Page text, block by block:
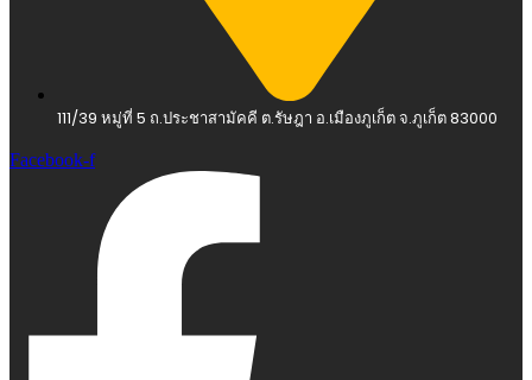
111/39 หมู่ที่ 5 ถ.ประชาสามัคคี ต.รัษฎา อ.เมืองภูเก็ต จ.ภูเก็ต 83000
Facebook-f